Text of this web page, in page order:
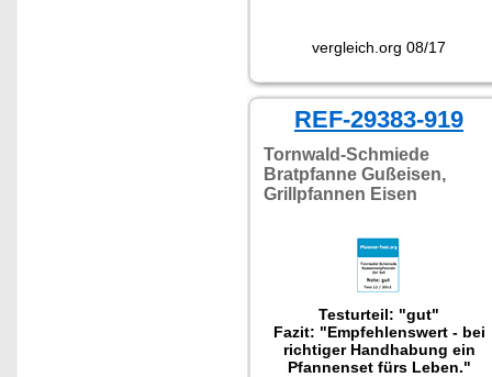
vergleich.org 08/17
REF-29383-919
Tornwald-Schmiede
Bratpfanne Gußeisen,
Grillpfannen Eisen
Testurteil: "gut"
Fazit: "Empfehlenswert - bei
richtiger Handhabung ein
Pfannenset fürs Leben."